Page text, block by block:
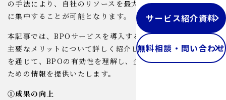
サービス紹介資料
無料相談・問い合わせ
の手法により、自社のリソースを最大限に活用し、コア業務
に集中することが可能となります。
本記事では、BPOサービスを導入することで得られる5つの
主要なメリットについて詳しく紹介していきます。この記事
を通じて、BPOの有効性を理解し、企業の競争力を高める
ための情報を提供いたします。
①成果の向上